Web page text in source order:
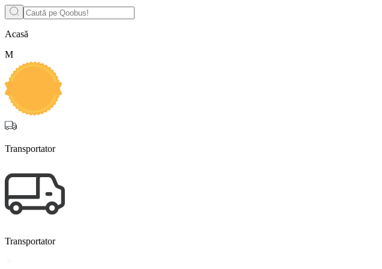
Acasă
M
Transportator
Transportator